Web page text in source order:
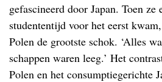
gefascineerd door Japan. Toen ze
studententijd voor het eerst
Polen de grootste schok. ‘Alles
schappen waren leeg.’ Het
Polen en het consumptiegerichte